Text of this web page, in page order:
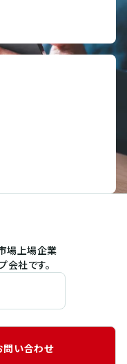
場上場企業
社です。
問い合わせ